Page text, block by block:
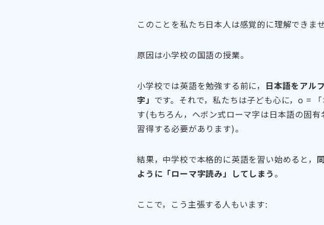
このことを私たち日本人は感覚的に理解できませ
原因は小学校の国語の授業。
小学校では英語を勉強する前に， 日本語をアル
字」 です。それで，私たちは子ども心に，o =
す(もちろん，ヘボン式ローマ字は日本語の固
習得する必要があります)。
結果，中学校で本格的に英語を習い始めると，
ように「ローマ字読み」してしまう 。
ここで，こう主張する人もいます: